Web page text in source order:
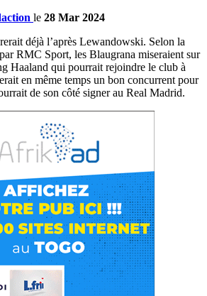
le 28 Mar 2024
déjà l’après Lewandowski. Selon la
RMC Sport, les Blaugrana miseraient sur
Haaland qui pourrait rejoindre le club à
en même temps un bon concurrent pour
de son côté signer au Real Madrid.